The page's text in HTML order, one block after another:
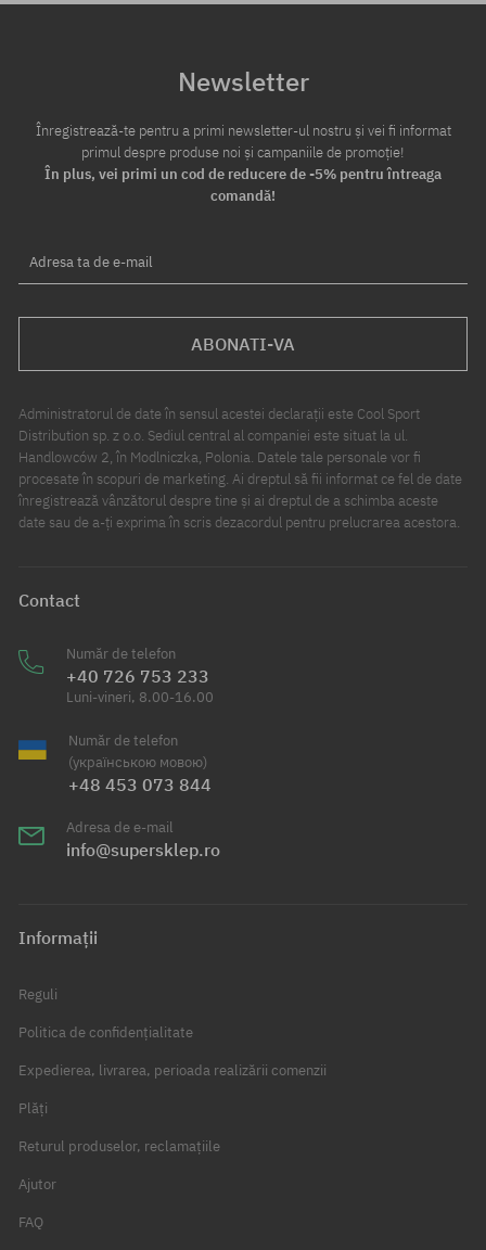
Newsletter
Înregistrează-te pentru a primi newsletter-ul nostru și vei fi informat
primul despre produse noi și campaniile de promoție!
În plus, vei primi un cod de reducere de -5% pentru întreaga
comandă!
Adresa ta de e-mail
ABONATI-VA
Administratorul de date în sensul acestei declarații este Cool Sport
Distribution sp. z o.o. Sediul central al companiei este situat la ul.
Handlowców 2, în Modlniczka, Polonia. Datele tale personale vor fi
procesate în scopuri de marketing. Ai dreptul să fii informat ce fel de date
înregistrează vânzătorul despre tine și ai dreptul de a schimba aceste
date sau de a-ți exprima în scris dezacordul pentru prelucrarea acestora.
Contact
Număr de telefon
+40 726 753 233
Luni-vineri, 8.00-16.00
Număr de telefon
(українською мовою)
+48 453 073 844
Adresa de e-mail
info@supersklep.ro
Informații
Reguli
Politica de confidențialitate
Expedierea, livrarea, perioada realizării comenzii
Plăți
Returul produselor, reclamațiile
Ajutor
FAQ